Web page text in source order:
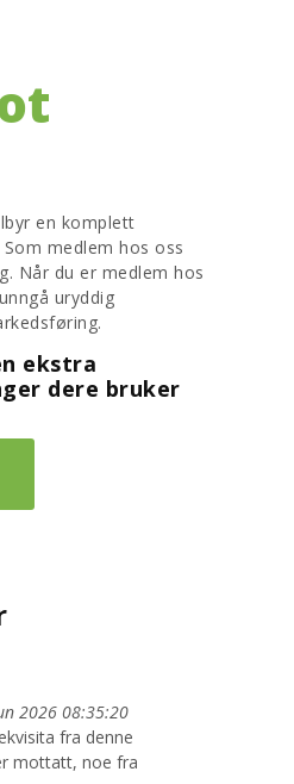
en komplett
medlem hos oss
Når du er medlem hos
uryddig
ekstra
dere bruker
2026 08:35:20
fra denne
mottatt, noe fra